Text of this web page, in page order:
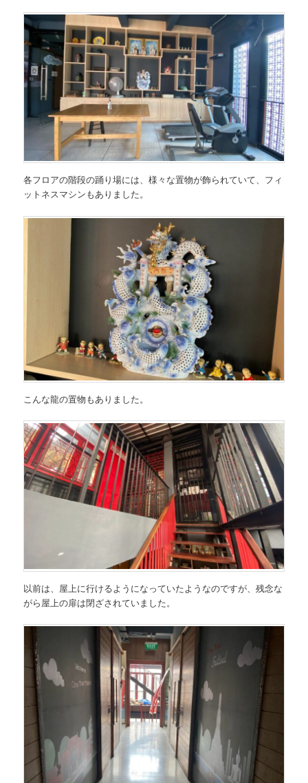
各フロアの階段の踊り場には、様々な置物が飾られていて、フィ
ットネスマシンもありました。
こんな龍の置物もありました。
以前は、屋上に行けるようになっていたようなのですが、残念な
がら屋上の扉は閉ざされていました。